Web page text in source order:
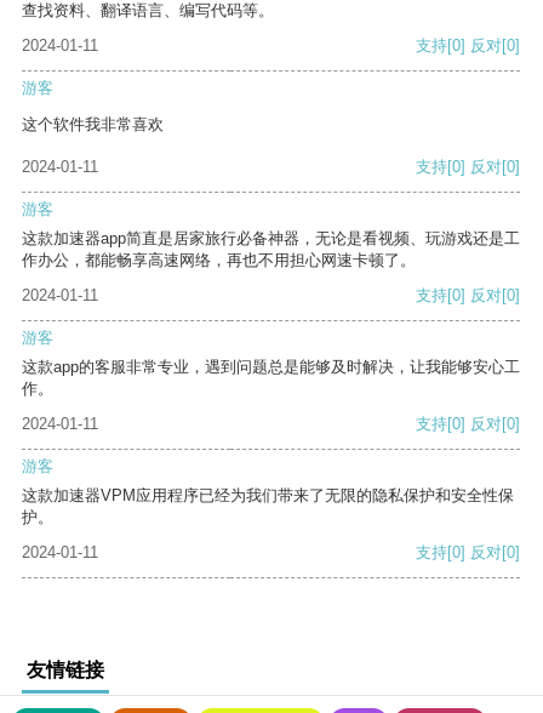
查找资料、翻译语言、编写代码等。
2024-01-11
支持[0] 反对[0]
游客
这个软件我非常喜欢
2024-01-11 支持[0] 反对[0]
游客
这款加速器app简直是居家旅行必备神器，无论是看视频、玩游戏还是工
作办公，都能畅享高速网络，再也不用担心网速卡顿了。
2024-01-11
支持[0] 反对[0]
游客
这款app的客服非常专业，遇到问题总是能够及时解决，让我能够安心工
作。
2024-01-11
支持[0] 反对[0]
游客
这款加速器VPM应用程序已经为我们带来了无限的隐私保护和安全性保
护。
2024-01-11
支持[0] 反对[0]
友情链接